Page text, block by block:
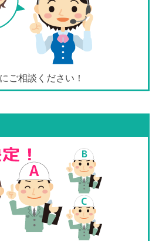
ご相談ください！